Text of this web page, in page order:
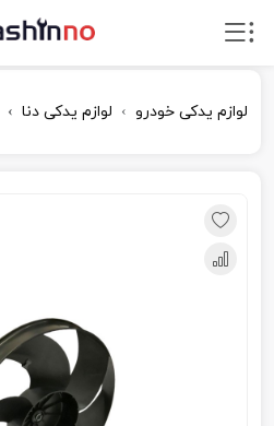
لوازم یدکی خودرو لوازم یدکی دنا